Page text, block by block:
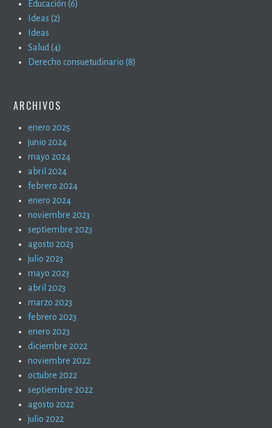
Educación (6)
Ideas (2)
Ideas
Salud (4)
Derecho consuetudinario (8)
ARCHIVOS
enero 2025
junio 2024
mayo 2024
abril 2024
febrero 2024
enero 2024
noviembre 2023
septiembre 2023
agosto 2023
julio 2023
mayo 2023
abril 2023
marzo 2023
febrero 2023
enero 2023
diciembre 2022
noviembre 2022
octubre 2022
septiembre 2022
agosto 2022
julio 2022